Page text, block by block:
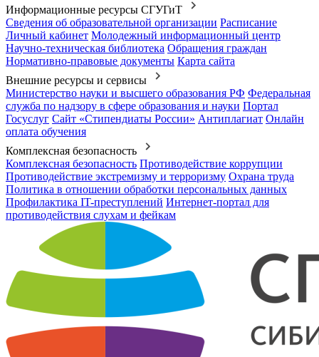
Информационные ресурсы СГУГиТ
Сведения об образовательной организации Расписание
Личный кабинет Молодежный информационный центр
Научно-техническая библиотека Обращения граждан
Нормативно-правовые документы Карта сайта
Внешние ресурсы и сервисы
Министерство науки и высшего образования РФ Федеральная
служба по надзору в сфере образования и науки Портал
Госуслуг Сайт «Стипендиаты России» Антиплагиат Онлайн
оплата обучения
Комплексная безопасность
Комплексная безопасность Противодействие коррупции
Противодействие экстремизму и терроризму Охрана труда
Политика в отношении обработки персональных данных
Профилактика IT-преступлений Интернет-портал для
противодействия слухам и фейкам